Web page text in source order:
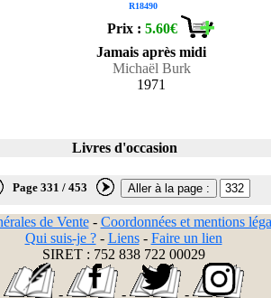
R18490
Prix :5.60€
Jamais après midi
Michaël Burk
1971
Livres d'occasion
Page 331 / 453
de Vente- Coordonnées et mentions
Qui suis-je ?- Liens- Faire un lien
SIRET : 752 838 722 00029
- - -